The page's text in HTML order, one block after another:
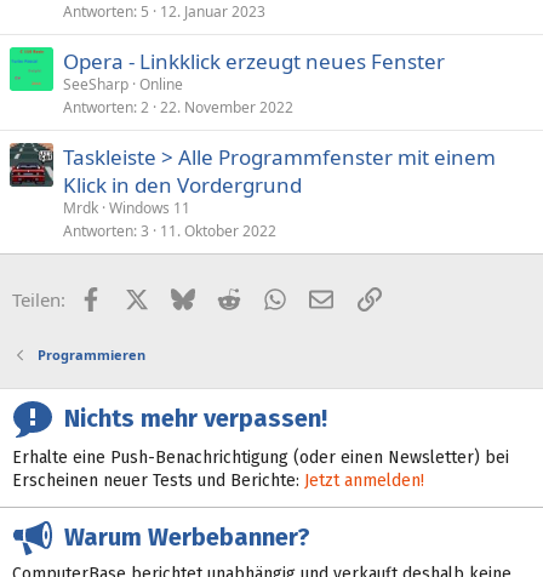
Antworten 5 12. Januar 2023
Opera - Linkklick erzeugt neues Fenster
SeeSharp Online
Antworten 2 22. November 2022
Taskleiste > Alle Programmfenster mit einem
Klick in den Vordergrund
Mrdk Windows 11
Antworten 3 11. Oktober 2022
Teilen: FacebookX (Twitter)
BlueskyRedditWhatsApp
E-MailLink
Programmieren
Nichts mehr verpassen!
Erhalte eine Push-Benachrichtigung (oder einen Newsletter) bei
Erscheinen neuer Tests und Berichte: Jetzt anmelden!
Warum Werbebanner?